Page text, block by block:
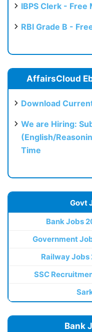
IBPS Clerk - Free
RBI Grade B -
AffairsCloud
Download
We are Hiring:
(English/
Time
Govt
Bank Jobs
Government
Railway Jobs
SSC
Bank